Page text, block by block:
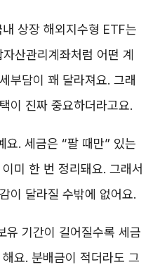
상장 해외지수형 ETF는
산관리계좌처럼 어떤 계
부담이 꽤 달라져요. 그래
이 진짜 중요하더라고요.
요. 세금은 “팔 때만” 있는
미 한 번 정리돼요. 그래서
이 달라질 수밖에 없어요.
유 기간이 길어질수록 세금
요. 분배금이 적더라도 그